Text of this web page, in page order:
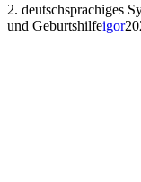
2. deutschsprachiges
und Geburtshilfeigor